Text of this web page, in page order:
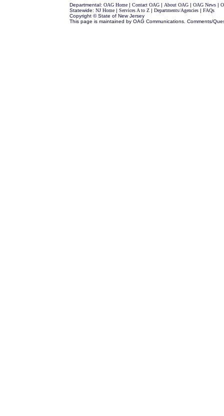
Departmental: OAG Home| Contact OAG| About OAG| OAG News|
Statewide: NJ Home| Services A to Z | Departments/Agencies| FAQs
Copyright © State of New Jersey
This page is maintained by OAG Communications. Comments/